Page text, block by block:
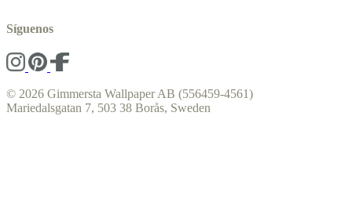
Síguenos
© 2026 Gimmersta Wallpaper AB (556459-4561)
Mariedalsgatan 7, 503 38 Borås, Sweden